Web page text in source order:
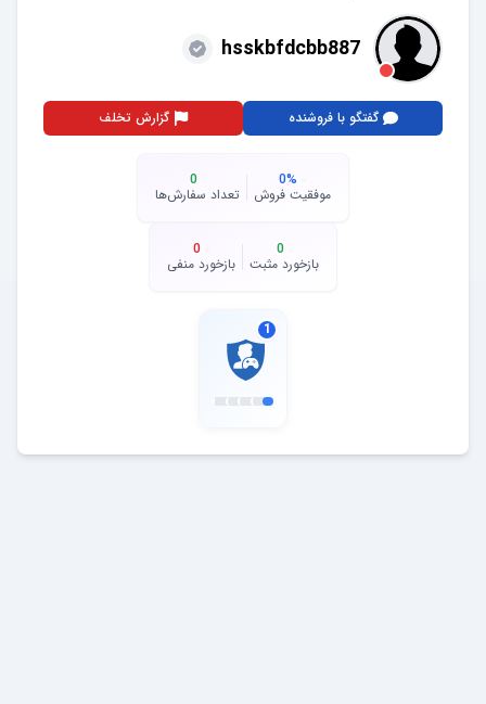
hsskbfdcbb887
گفتگو با فروشنده گزارش تخلف
0%
موفقیت فروش
0
تعداد سفارش‌ها
0
بازخورد مثبت
0
بازخورد منفی
1